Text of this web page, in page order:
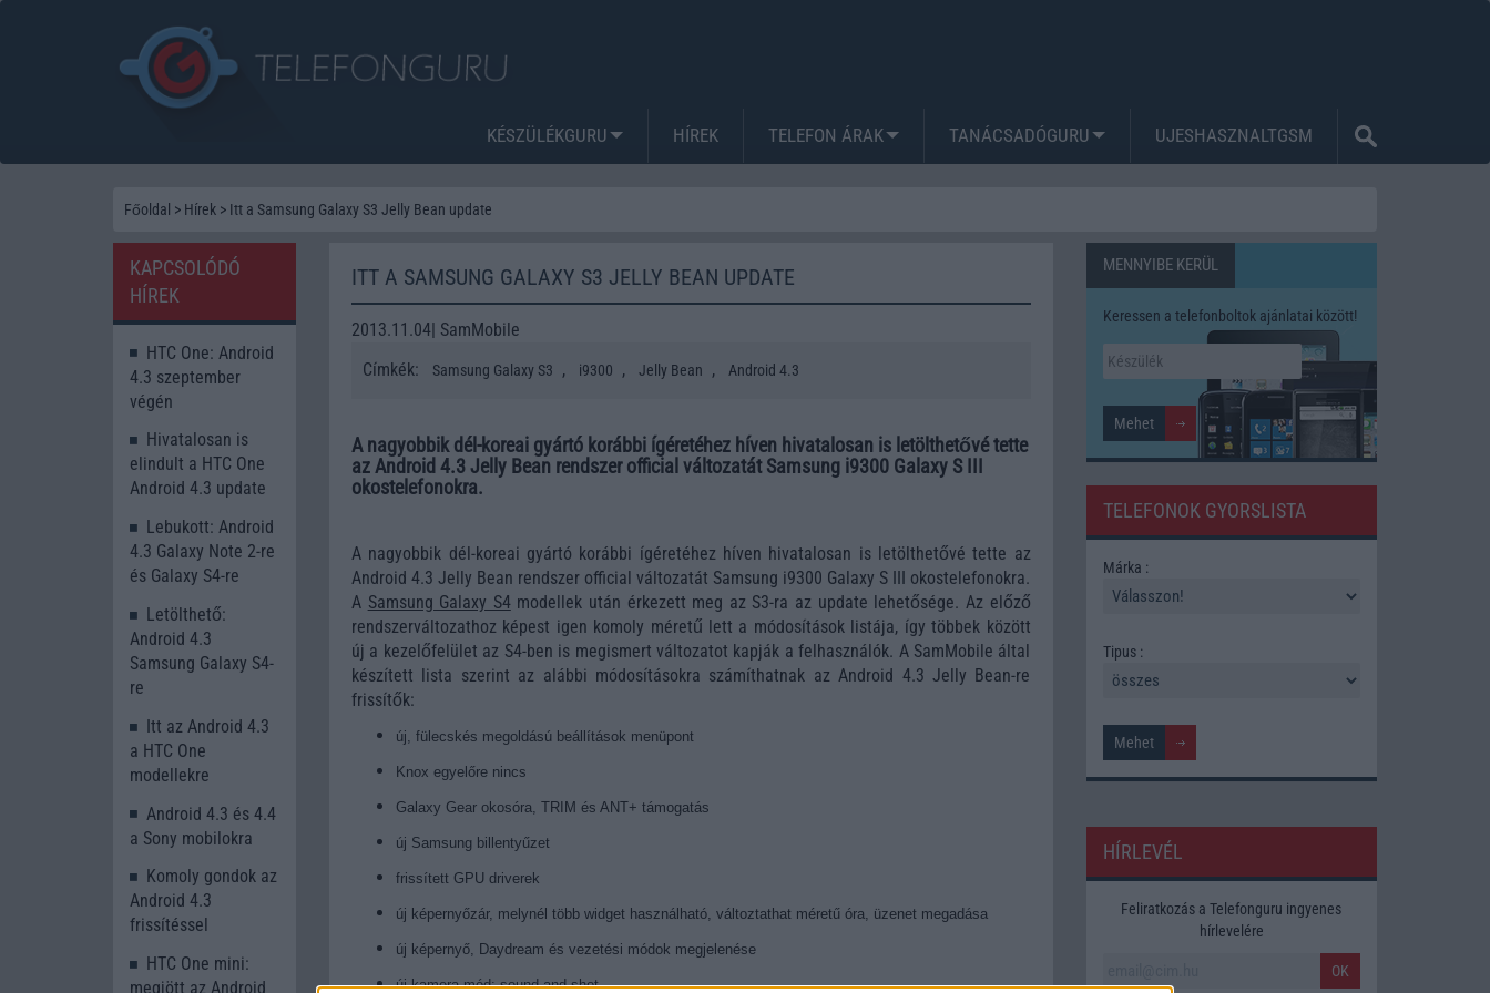
KÉSZÜLÉKGURU HÍREK TELEFON ÁRAK TANÁCSADÓGURU UJESHASZNALTGSM
Főoldal > Hírek > Itt a Samsung Galaxy S3 Jelly Bean update
ITT A SAMSUNG GALAXY S3 JELLY BEAN UPDATE
2013.11.04| SamMobile
Címkék:
Samsung Galaxy S3 , i9300 , Jelly Bean , Android 4.3
A nagyobbik dél-koreai gyártó korábbi ígéretéhez híven hivatalosan is letölthetővé tette
az Android 4.3 Jelly Bean rendszer official változatát Samsung i9300 Galaxy S III
okostelefonokra.
A nagyobbik dél-koreai gyártó korábbi ígéretéhez híven hivatalosan is letölthetővé tette az
Android 4.3 Jelly Bean rendszer official változatát Samsung i9300 Galaxy S III okostelefonokra.
A Samsung Galaxy S4modellek után érkezett meg az S3-ra az update lehetősége. Az előző
rendszerváltozathoz képest igen komoly méretű lett a módosítások listája, így többek között
új a kezelőfelület az S4-ben is megismert változatot kapják a felhasználók. A SamMobile által
készített lista szerint az alábbi módosításokra számíthatnak az Android 4.3 Jelly Bean-re
frissítők:
új, fülecskés megoldású beállítások menüpont
Knox egyelőre nincs
Galaxy Gear okosóra, TRIM és ANT+ támogatás
új Samsung billentyűzet
frissített GPU driverek
új képernyőzár, melynél több widget használható, változtathat méretű óra, üzenet megadása
új képernyő, Daydream és vezetési módok megjelenése
új kamera mód: sound and shot
KAPCSOLÓDÓ
HÍREK
HTC One: Android
4.3 szeptember
végén
Hivatalosan is
elindult a HTC One
Android 4.3 update
Lebukott: Android
4.3 Galaxy Note 2-re
és Galaxy S4-re
Letölthető:
Android 4.3
Samsung Galaxy S4-
re
Itt az Android 4.3
a HTC One
modellekre
Android 4.3 és 4.4
a Sony mobilokra
Komoly gondok az
Android 4.3
frissítéssel
HTC One mini:
megjött az Android
MENNYIBE KERÜL
Keressen a telefonboltok ajánlatai között!
TELEFONOK GYORSLISTA
Márka :
Tipus :
HÍRLEVÉL
Feliratkozás a Telefonguru ingyenes
hírlevelére
OK